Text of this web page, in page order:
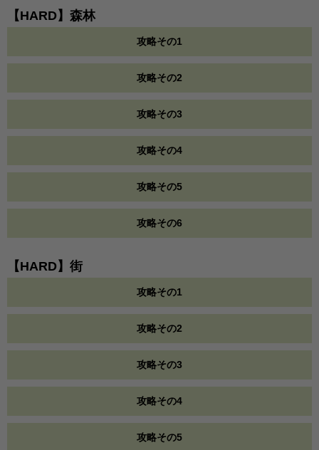
【HARD】森林
攻略その1
攻略その2
攻略その3
攻略その4
攻略その5
攻略その6
【HARD】街
攻略その1
攻略その2
攻略その3
攻略その4
攻略その5